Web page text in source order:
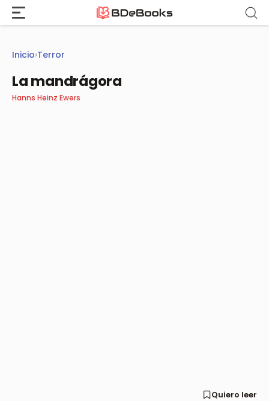
Saltar
contenido
Inicio›Terror
La mandrágora
Hanns Heinz Ewers
Quiero leer